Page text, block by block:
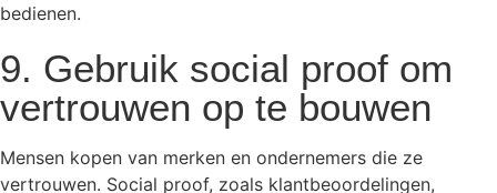
bedienen.
9. Gebruik social proof om
vertrouwen op te bouwen
Mensen kopen van merken en ondernemers die ze
vertrouwen. Social proof, zoals klantbeoordelingen,